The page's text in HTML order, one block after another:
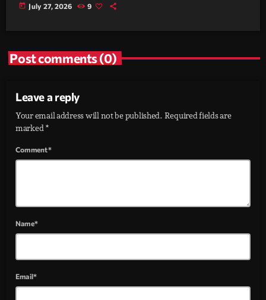
today July 27, 2026 9
Post comments (0)
Leave a reply
Your email address will not be published. Required fields are
marked *
Comment*
Name*
Email*